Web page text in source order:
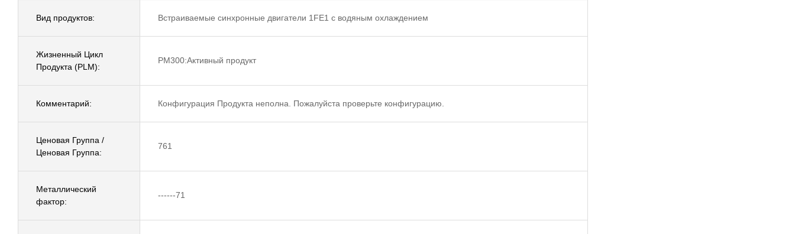
Вид продуктов: Встраиваемые синхронные двигатели 1FE1 с водяным охлаждением
Жизненный Цикл
Продукта (PLM):
PM300:Активный продукт
Комментарий: Конфигурация Продукта неполна. Пожалуйста проверьте конфигурацию.
Ценовая Группа /
Ценовая Группа:
761
Металлический
фактор:
------71